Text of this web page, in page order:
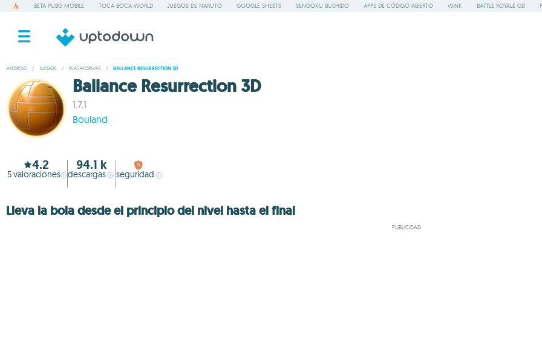
BETA PUBG MOBILE TOCA BOCA WORLD JUEGOS DE NARUTO GOOGLE SHEETS SENGOKU BUSHIDO APPS DE CÓDIGO ABIERTO WINK BATTLE ROYALE GD
ANDROID / JUEGOS / PLATAFORMAS / BALLANCE RESURRECTION 3D
Ballance Resurrection 3D
1.7.1
Bouland
4.2
5valoraciones
94.1 k
descargas seguridad
Lleva la bola desde el principio del nivel hasta el final
PUBLICIDAD